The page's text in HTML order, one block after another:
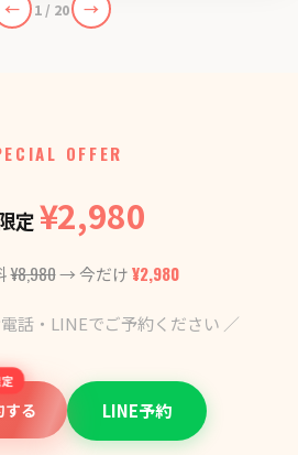
← 1 / 20 →
OFFER
定¥2,980
¥8,980→ 今だけ¥2,980
話・LINEでご予約ください ／
する LINE予約